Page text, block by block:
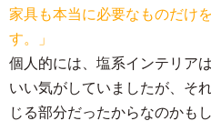
家具も本当に必要なものだけ
す。」
個人的には、塩系インテリア
いい気がしていましたが、そ
じる部分だったからなのかも